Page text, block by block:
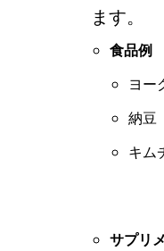
ます。
食品例
ヨー
納豆
キム
サプリ